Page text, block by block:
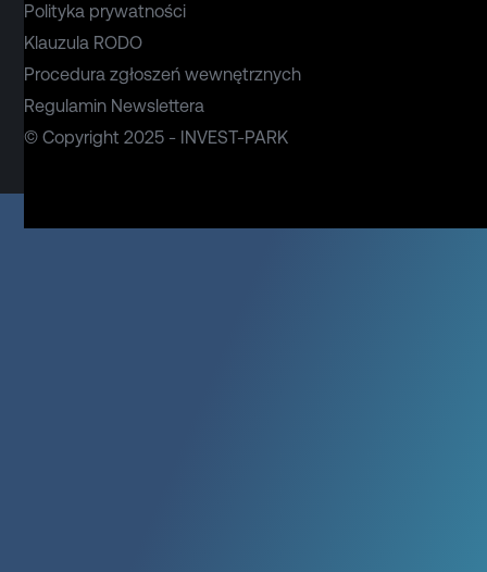
© Copyright 2025 - INVEST-PARK
Polityka prywatności
Klauzula RODO
Procedura zgłoszeń wewnętrznych
Regulamin Newslettera